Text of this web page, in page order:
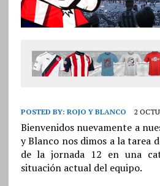
POSTED BY: ROJO Y BLANCO 2
Bienvenidos nuevamente a
y Blanco nos dimos a la tarea
de la jornada 12 en una
situación actual del equipo.